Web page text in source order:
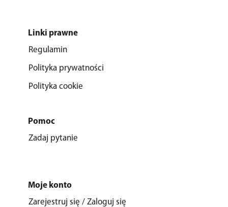
Linki prawne
Regulamin
Polityka prywatności
Polityka cookie
Pomoc
Zadaj pytanie
Moje konto
Zarejestruj się / Zaloguj się